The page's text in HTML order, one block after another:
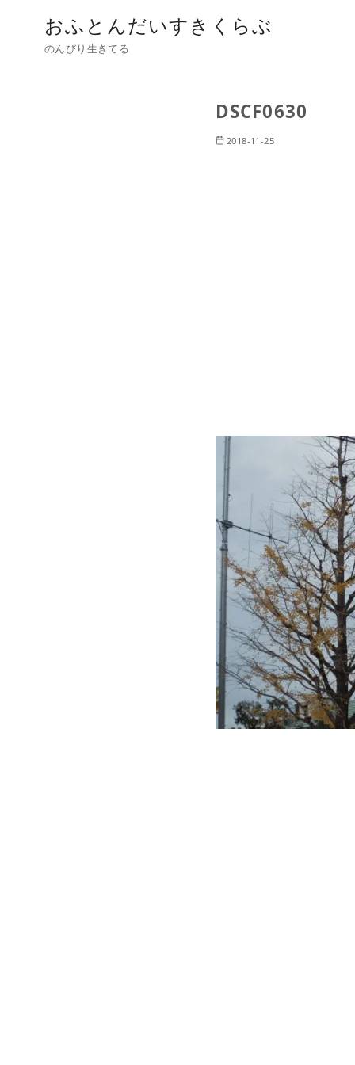
おふとんだいすきくらぶ
のんびり生きてる
DSCF0630
2018-11-25